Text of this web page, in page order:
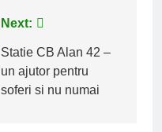
Next:
Statie CB Alan 42 –
un ajutor pentru
soferi si nu numai